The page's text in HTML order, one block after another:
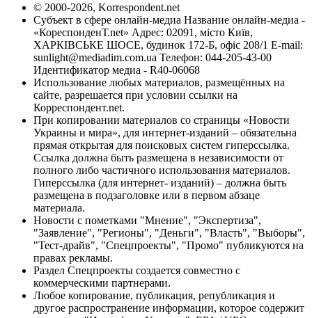
© 2000-2026, Korrespondent.net
Субъект в сфере онлайн-медиа Название онлайн-медиа -
«КореспонденТ.net» Адрес: 02091, місто Київ,
ХАРКІВСЬКЕ ШОСЕ, будинок 172-Б, офіс 208/1 E-mail:
sunlight@mediadim.com.ua Телефон: 044-205-43-00
Идентификатор медиа - R40-06068
Использование любых материалов, размещённых на
сайте, разрешается при условии ссылки на
Корреспондент.net.
При копировании материалов со страницы «Новости
Украины и мира», для интернет-изданий – обязательна
прямая открытая для поисковых систем гиперссылка.
Ссылка должна быть размещена в независимости от
полного либо частичного использования материалов.
Гиперссылка (для интернет- изданий) – должна быть
размещена в подзаголовке или в первом абзаце
материала.
Новости с пометками "Мнение", "Экспертиза",
"Заявление", "Регионы", "Деньги", "Власть", "Выборы",
"Тест-драйв", "Спецпроекты", "Промо" публикуются на
правах рекламы.
Раздел Спецпроекты создается совместно с
коммерческими партнерами.
Любое копирование, публикация, републикация и
другое распространение информации, которое содержит